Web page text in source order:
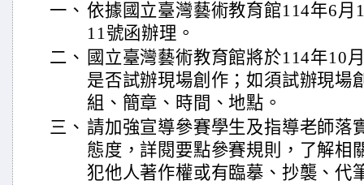
一、 依據國立臺灣藝術教育館114年6月
11號函辦理。
二、 國立臺灣藝術教育館將於114年10
是否試辦現場創作；如須試辦現場
組、簡章、時間、地點。
三、 請加強宣導參賽學生及指導老師落
態度，詳閱要點參賽規則，了解相
犯他人著作權或有臨摹、抄襲、代